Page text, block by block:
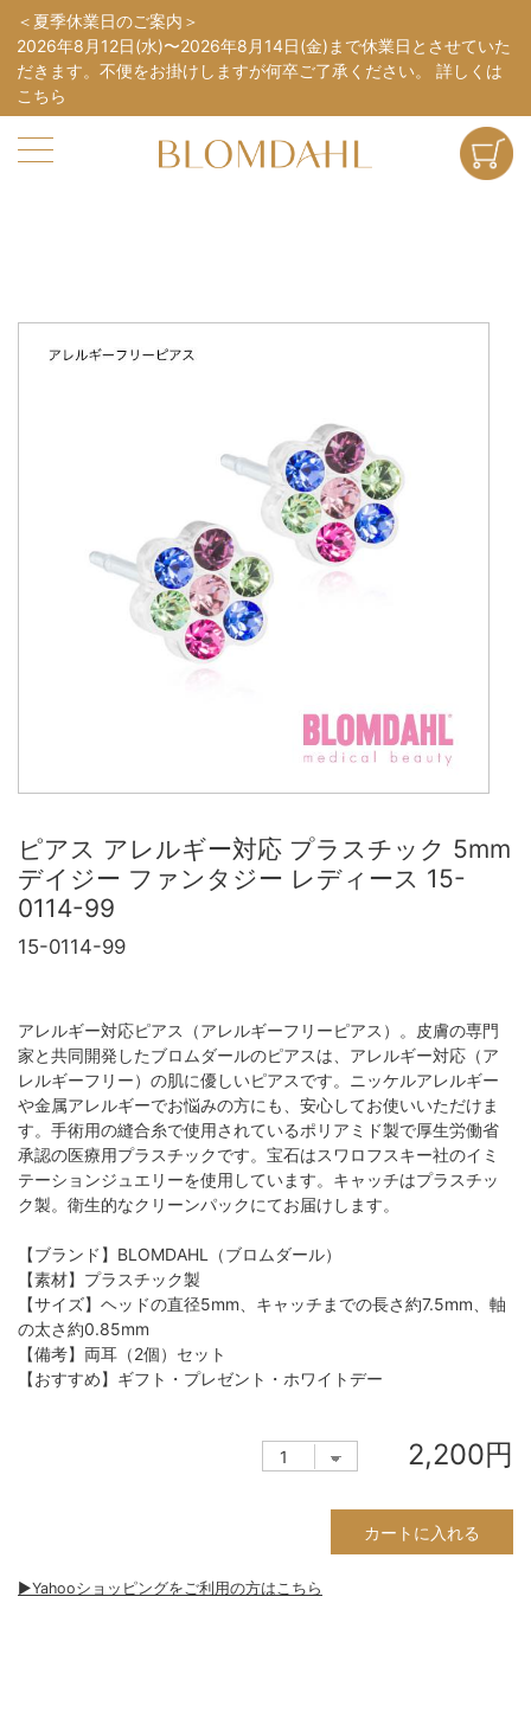
夏季休業日のご案内
2026年8月12日(水)〜2026年8月14日(金)まで休業日とさせていた
だきます。不便をお掛けしますが何卒ご了承ください。 詳しくは
こちら
ピアス アレルギー対応 プラスチック 5mm
デイジー ファンタジー レディース 15-
0114-99
15-0114-99
アレルギー対応ピアス（アレルギーフリーピアス）。皮膚の専門
家と共同開発したブロムダールのピアスは、アレルギー対応（ア
レルギーフリー）の肌に優しいピアスです。ニッケルアレルギー
や金属アレルギーでお悩みの方にも、安心してお使いいただけま
す。手術用の縫合糸で使用されているポリアミド製で厚生労働省
承認の医療用プラスチックです。宝石はスワロフスキー社のイミ
テーションジュエリーを使用しています。キャッチはプラスチッ
ク製。衛生的なクリーンパックにてお届けします。
【ブランド】BLOMDAHL（ブロムダール）
【素材】プラスチック製
【サイズ】ヘッドの直径5mm、キャッチまでの長さ約7.5mm、軸
の太さ約0.85mm
【備考】両耳（2個）セット
【おすすめ】ギフト・プレゼント・ホワイトデー
2,200円
カートに入れる
▶︎Yahooショッピングをご利用の方はこちら